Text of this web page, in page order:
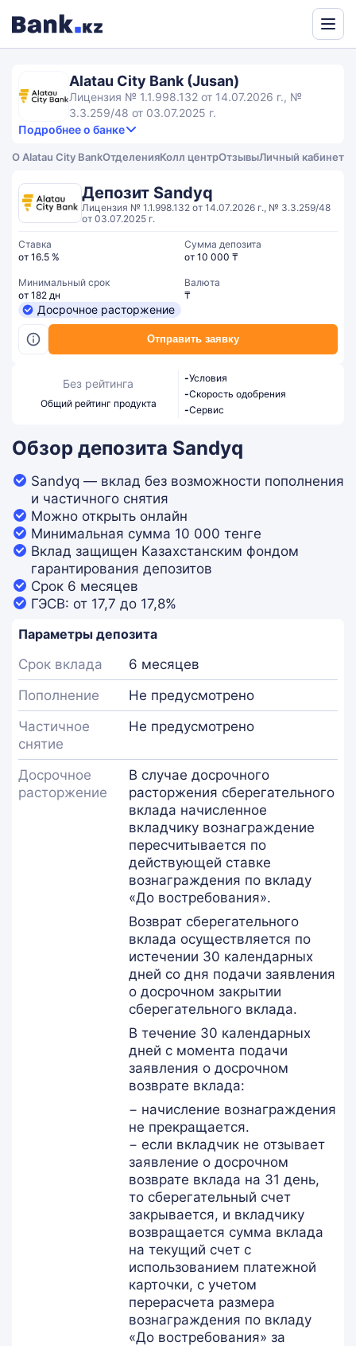
Alatau City Bank (Jusan)
Лицензия № 1.1.998.132 от 14.07.2026 г., №
3.3.259/48 от 03.07.2025 г.
Подробнее о банке
4.3
4,3
rating
Продукты и услуги
3.5
Сервис
О Alatau City BankОтделенияКолл центрОтзывыЛичный кабинет
Депозит Sandyq
Лицензия № 1.1.998.132 от 14.07.2026 г., № 3.3.259/48
от 03.07.2025 г.
Отправить заявку
Ставка
от 16.5 %
Сумма депозита
от 10 000 ₸
Минимальный срок
от 182 дн
Валюта
₸
Досрочное расторжение
Без рейтинга
Общий рейтинг продукта
-Условия
-Скорость одобрения
-Сервис
Обзор депозита Sandyq
Sandyq — вклад без возможности пополнения
и частичного снятия
Можно открыть онлайн
Минимальная сумма 10 000 тенге
Вклад защищен Казахстанским фондом
гарантирования депозитов
Срок 6 месяцев
ГЭСВ: от 17,7 до 17,8%
Параметры депозита
Срок вклада
6 месяцев
Пополнение
Не предусмотрено
Частичное
снятие
Не предусмотрено
Досрочное
расторжение
В случае досрочного
расторжения сберегательного
вклада начисленное
вкладчику вознаграждение
пересчитывается по
действующей ставке
вознаграждения по вкладу
«До востребования».
Возврат сберегательного
вклада осуществляется по
истечении 30 календарных
дней со дня подачи заявления
о досрочном закрытии
сберегательного вклада.
В течение 30 календарных
дней с момента подачи
заявления о досрочном
возврате вклада:
− начисление вознаграждения
не прекращается.
− если вкладчик не отзывает
заявление о досрочном
возврате вклада на 31 день,
то сберегательный счет
закрывается, и вкладчику
возвращается сумма вклада
на текущий счет с
использованием платежной
карточки, с учетом
перерасчета размера
вознаграждения по вкладу
«До востребования» за